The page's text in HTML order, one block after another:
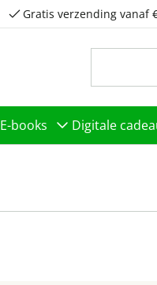
Gratis verzending vanaf
E-books Digitale